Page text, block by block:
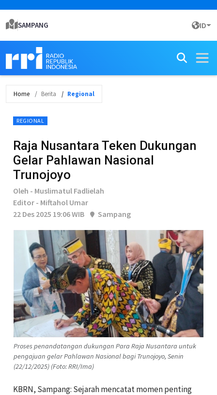
SAMPANG ID
Home Berita Regional
REGIONAL
Raja Nusantara Teken Dukungan
Gelar Pahlawan Nasional
Trunojoyo
Oleh - Muslimatul Fadlielah
Editor - Miftahol Umar
22 Des 2025 19:06 WIB
Sampang
Proses penandatangan dukungan Para Raja Nusantara untuk
pengajuan gelar Pahlawan Nasional bagi Trunojoyo, Senin
(22/12/2025) (Foto: RRI/Ima)
KBRN, Sampang: Sejarah mencatat momen penting